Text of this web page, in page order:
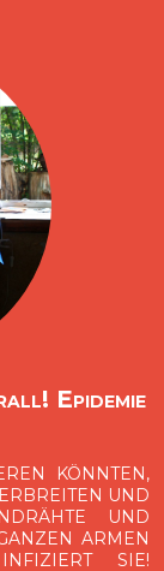
Epidemie
KÖNNTEN,
UND
UND
ARMEN
SIE!